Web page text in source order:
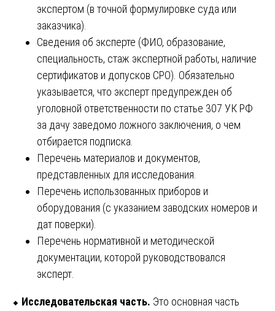
экспертом (в точной формулировке суда или
заказчика).
Сведения об эксперте (ФИО, образование,
специальность, стаж экспертной работы, наличие
сертификатов и допусков СРО). Обязательно
указывается, что эксперт предупрежден об
уголовной ответственности по статье 307 УК РФ
за дачу заведомо ложного заключения, о чем
отбирается подписка.
Перечень материалов и документов,
представленных для исследования.
Перечень использованных приборов и
оборудования (с указанием заводских номеров и
дат поверки).
Перечень нормативной и методической
документации, которой руководствовался
эксперт.
⬥ Исследовательская часть. Это основная часть